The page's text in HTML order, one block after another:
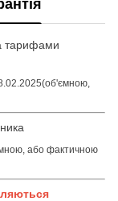
тарифами
або фактичною